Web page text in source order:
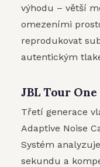
výhodu – větší
omezeními
reprodukovat
autentickým
JBL Tour
Třetí generace
Adaptive Noise
Systém
sekundu a